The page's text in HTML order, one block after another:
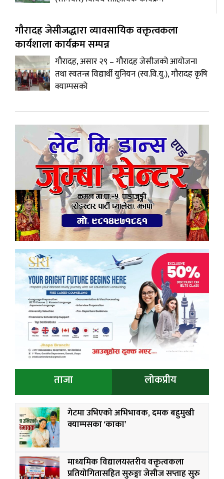
गौरादह जेसीजद्धारा व्यावसायिक वक्तृत्वकला
कार्यशाला कार्यक्रम सम्पन्न
गौरादह, असार २९ – गौरादह जेसीजको आयोजना
तथा स्वतन्त्र विद्यार्थी युनियन (स्व.वि.यु.), गौरादह कृषि
क्याम्पसको
ताजा लोकप्रीय
गेटमा उभिएको अभिभावक, दमक बहुमुखी
क्याम्पसका ‘काका’
माध्यमिक विद्यालयस्तरीय वक्तृत्वकला
प्रतियोगितासहित सुरुङ्गा जेसीज सप्ताह सुरु